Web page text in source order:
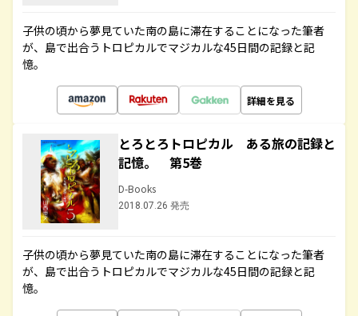
子供の頃から夢見ていた南の島に滞在することになった筆者
が、島で出合うトロピカルでマジカルな45日間の記録と記
憶。
詳細を見る
とろとろトロピカル ある旅の記録と
記憶。 第5巻
D-Books
2018.07.26 発売
子供の頃から夢見ていた南の島に滞在することになった筆者
が、島で出合うトロピカルでマジカルな45日間の記録と記
憶。